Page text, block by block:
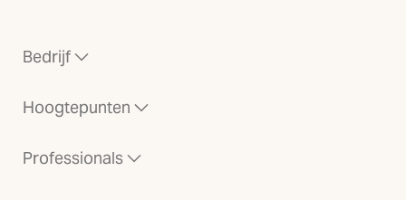
Bedrijf
Hoogtepunten
Professionals